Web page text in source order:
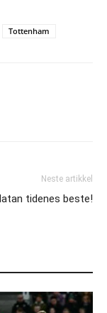
Tottenham
Neste artikkel
tidenes beste!